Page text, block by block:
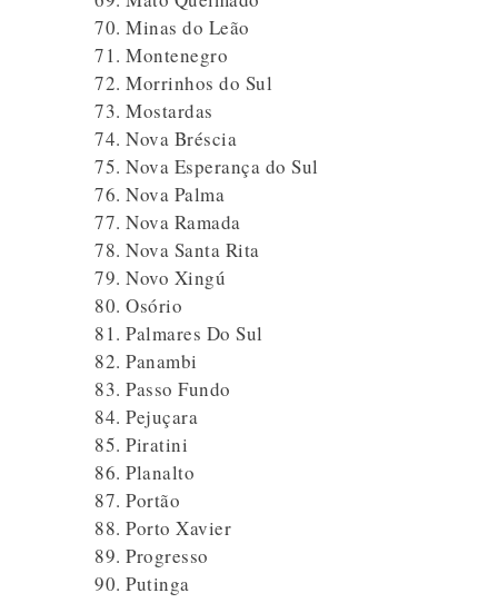
Minas do Leão
Montenegro
Morrinhos do Sul
Mostardas
Nova Bréscia
Nova Esperança do Sul
Nova Palma
Nova Ramada
Nova Santa Rita
Novo Xingú
Osório
Palmares Do Sul
Panambi
Passo Fundo
Pejuçara
Piratini
Planalto
Portão
Porto Xavier
Progresso
Putinga